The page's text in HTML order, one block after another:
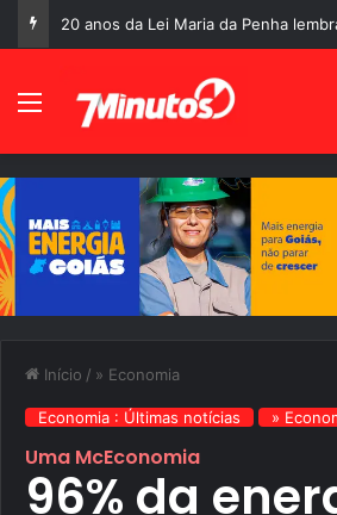
Menu
Início / » Economia
Economia : Últimas notícias »
Uma McEconomia
96% da